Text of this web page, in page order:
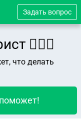
Задать вопрос
👨🏻‍⚖️
что делать